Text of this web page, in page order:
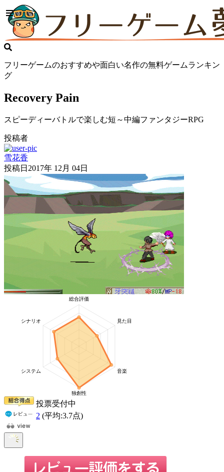
フリーゲームのおすすめや面白い名作の無料ゲームランキン
グ
Recovery Pain
スピーディーバトルで楽しむ短～中編ファンタジーRPG
投稿者
雪花香
投稿日 2017年 12月 04日
投票受付中
2 (平均:3.7点)